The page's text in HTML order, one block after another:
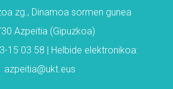
zg., Dinamoa sormen gunea
Azpeitia (Gipuzkoa)
15 03 58 | Helbide elektronikoa:
azpeitia@ukt.eus